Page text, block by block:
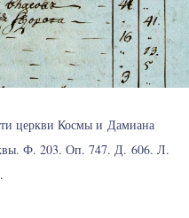
церкви Космы и Дамиана
Ф. 203. Оп. 747. Д. 606. Л.